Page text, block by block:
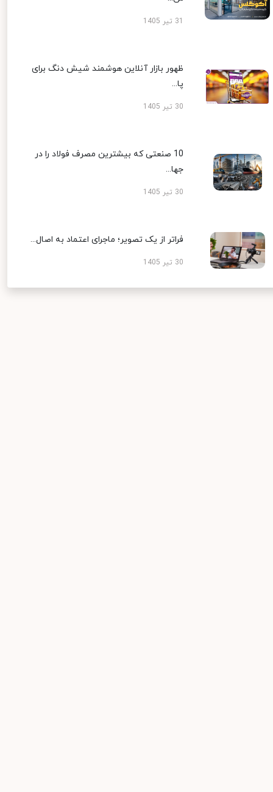
ظهور بازار آنلاین هوشمند شیش دنگ برای
پا...
30 تیر 1405
10 صنعتی که بیشترین مصرف فولاد را در
جها...
30 تیر 1405
فراتر از یک تصویر؛ ماجرای اعتماد به اصال...
30 تیر 1405